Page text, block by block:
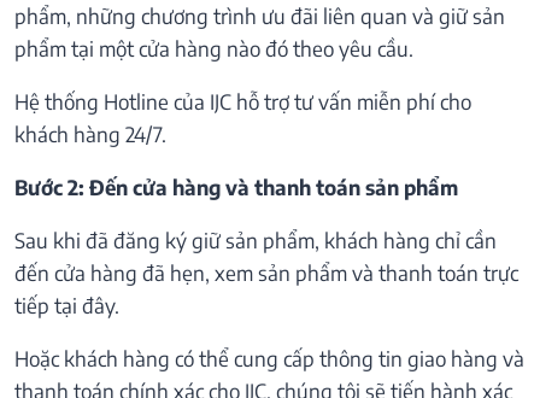
phẩm, những chương trình ưu đãi liên quan và giữ sản
phẩm tại một cửa hàng nào đó theo yêu cầu.
Hệ thống Hotline của IJC hỗ trợ tư vấn miễn phí cho
khách hàng 24/7.
Bước 2: Đến cửa hàng và thanh toán sản phẩm
Sau khi đã đăng ký giữ sản phẩm, khách hàng chỉ cần
đến cửa hàng đã hẹn, xem sản phẩm và thanh toán trực
tiếp tại đây.
Hoặc khách hàng có thể cung cấp thông tin giao hàng và
thanh toán chính xác cho IJC, chúng tôi sẽ tiến hành xác